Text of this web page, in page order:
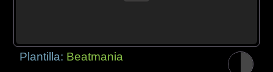
Plantilla: Beatmania